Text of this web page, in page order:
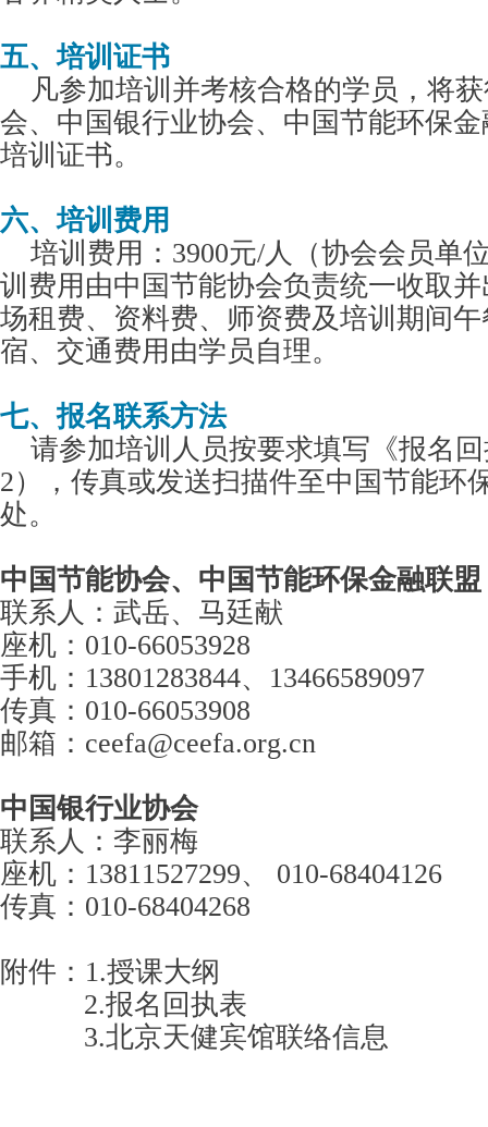
五、培训证书
凡参加培训并考核合格的学员，将
会、中国银行业协会、中国节能环保
培训证书。
六、培训费用
培训费用：3900元/人（协会会员单
训费用由中国节能协会负责统一收取
场租费、资料费、师资费及培训期间
宿、交通费用由学员自理。
七、报名联系方法
请参加培训人员按要求填写《报名
2），传真或发送扫描件至中国节能环
处。
中国节能协会、中国节能环保金融联盟
联系人：武岳、马廷献
座机：010-66053928
手机：13801283844、13466589097
传真：010-66053908
邮箱：ceefa@ceefa.org.cn
中国银行业协会
联系人：李丽梅
座机：13811527299、 010-68404126
传真：010-68404268
附件：1.授课大纲
2.报名回执表
3.北京天健宾馆联络信息